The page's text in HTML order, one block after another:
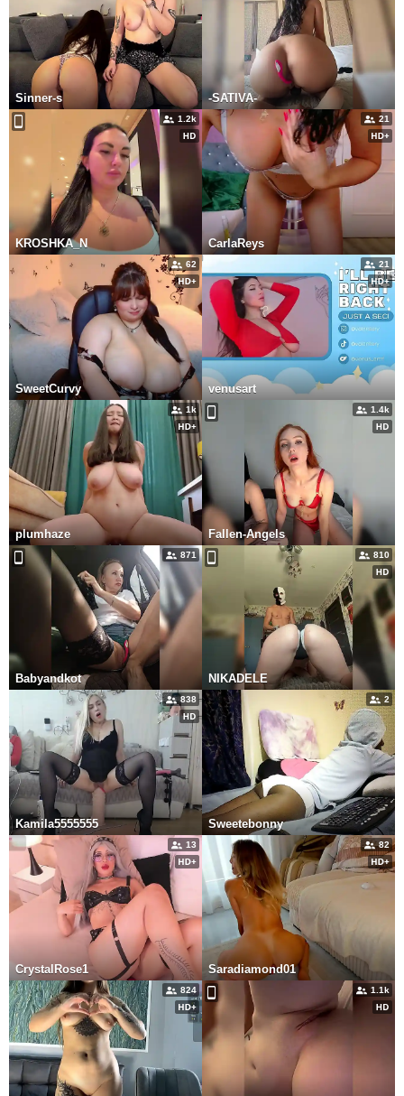
Sinner-s -SATIVA-
1.2k
KROSHKA_N
21
CarlaReys
62
SweetCurvy
21
venusart
1k
plumhaze
1.4k
Fallen-Angels
871
Babyandkot
810
NIKADELE
838
Kamila5555555
2
Sweetebonny
13
CrystalRose1
82
Saradiamond01
824 1.1k